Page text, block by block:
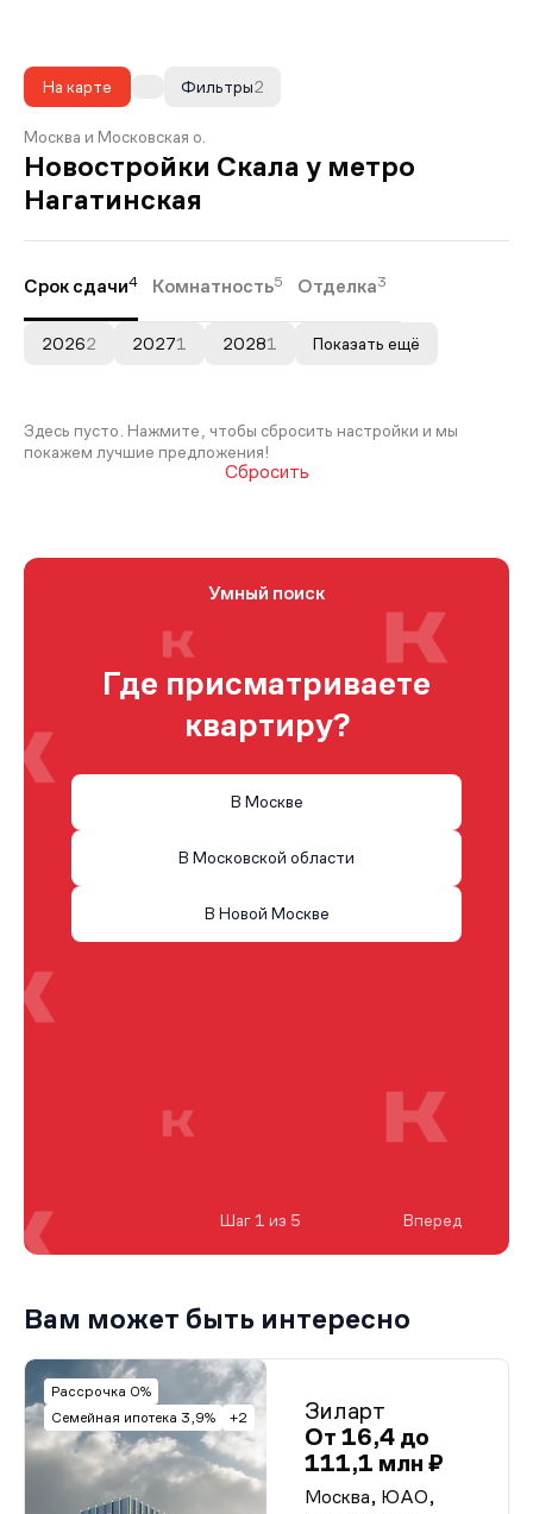
На карте 2
Фильтры
Москва и Московская о.
Новостройки Скала у метро
Нагатинская
Срок сдачи4 Комнатность5 Отделка3
20262 20271 20281 Показать ещё
Здесь пусто. Нажмите, чтобы сбросить настройки и мы
покажем лучшие предложения!
Сбросить
Умный поиск
Где присматриваете
квартиру?
В Москве
В Московской области
В Новой Москве
Шаг 1 из 5 Вперед
Вам может быть интересно
Рассрочка 0%
Семейная ипотека 3,9%
+2
Зиларт
От 16,4 до
111,1 млн ₽
Москва, ЮАО,